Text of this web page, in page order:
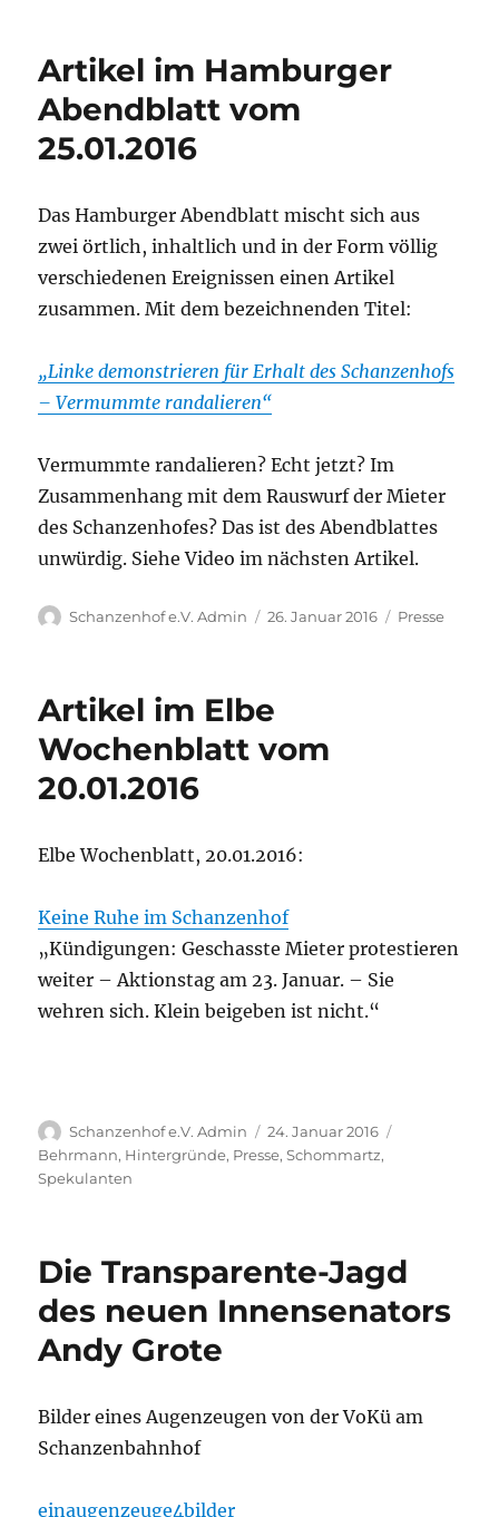
Artikel im Hamburger
Abendblatt vom
25.01.2016
Das Hamburger Abendblatt mischt sich aus
zwei örtlich, inhaltlich und in der Form völlig
verschiedenen Ereignissen einen Artikel
zusammen. Mit dem bezeichnenden Titel:
„Linke demonstrieren für Erhalt des Schanzenhofs
– Vermummte randalieren“
Vermummte randalieren? Echt jetzt? Im
Zusammenhang mit dem Rauswurf der Mieter
des Schanzenhofes? Das ist des Abendblattes
unwürdig. Siehe Video im nächsten Artikel.
Autor
Schanzenhof e.V. Admin
Veröffentlicht
26. Januar 2016 Kategorien
Presse
Artikel im Elbe
Wochenblatt vom
20.01.2016
Elbe Wochenblatt, 20.01.2016:
Keine Ruhe im Schanzenhof
„Kündigungen: Geschasste Mieter protestieren
weiter – Aktionstag am 23. Januar. – Sie
wehren sich. Klein beigeben ist nicht.“
Autor
Schanzenhof e.V. Admin
Veröffentlicht
am
24. Januar 2016
Behrmann, Hintergründe, Presse,Schommartz,
Spekulanten
Die Transparente-Jagd
des neuen Innensenators
Andy Grote
Bilder eines Augenzeugen von der VoKü am
Schanzenbahnhof
einaugenzeuge4bilder